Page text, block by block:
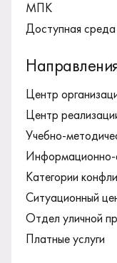
МПК
Доступная среда
Центр
Центр
Учебно-
Информационно-
Категории
Ситуационный
Отдел уличной
Платные услуги